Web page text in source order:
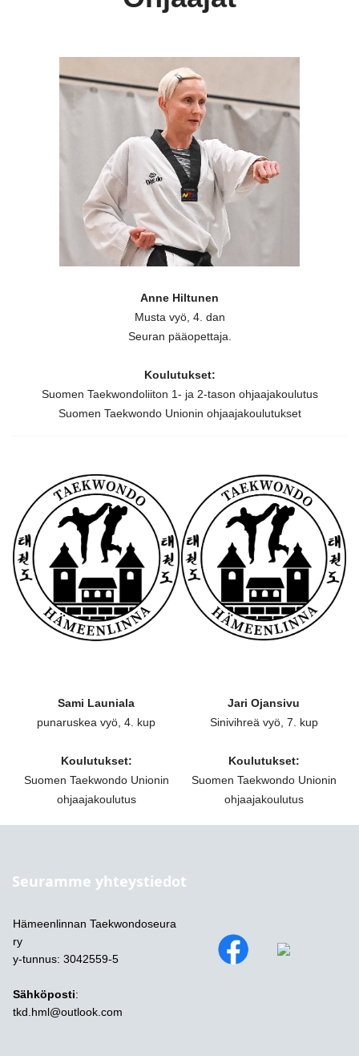
Anne Hiltunen
Musta vyö, 4. dan
Seuran pääopettaja.
Koulutukset:
Suomen Taekwondoliiton 1- ja 2-tason ohjaajakoulutus
Suomen Taekwondo Unionin ohjaajakoulutukset
Sami Launiala
punaruskea vyö, 4. kup
Koulutukset:
Suomen Taekwondo Unionin
ohjaajakoulutus
Jari Ojansivu
Sinivihreä vyö, 7. kup
Koulutukset:
Suomen Taekwondo Unionin
ohjaajakoulutus
Seuramme yhteystiedot
Hämeenlinnan Taekwondoseura
ry
y-tunnus: 3042559-5
Sähköposti:
tkd.hml@outlook.com